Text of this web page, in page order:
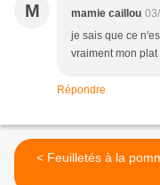
M mamie caillou
je sais que ce
vraiment mon plat
Répondre
< Feuilletés à la